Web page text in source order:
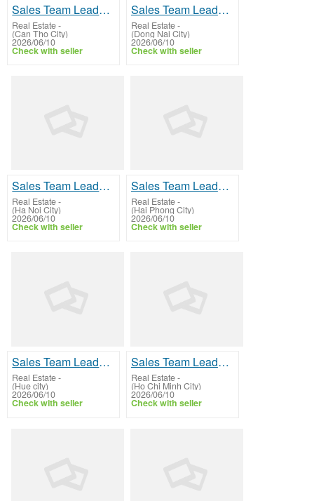
Sales Team Leader, Real Estate Sales Manager, Sales Supervisor, Team Captain (Sales).
Real Estate-
(Can Tho City)
2026/06/10
Check with seller
Sales Team Leader, Real Estate Sales Manager, Sales Supervisor, Team Captain (Sales).
Real Estate-
(Dong Nai City)
2026/06/10
Check with seller
Sales Team Leader, Real Estate Sales Manager, Sales Supervisor, Team Captain (Sales).
Real Estate-
(Ha Noi City)
2026/06/10
Check with seller
Sales Team Leader, Real Estate Sales Manager, Sales Supervisor, Team Captain (Sales).
Real Estate-
(Hai Phong City)
2026/06/10
Check with seller
Sales Team Leader, Real Estate Sales Manager, Sales Supervisor, Team Captain (Sales).
Real Estate-
(Hue city)
2026/06/10
Check with seller
Sales Team Leader, Real Estate Sales Manager, Sales Supervisor, Team Captain (Sales).
Real Estate-
(Ho Chi Minh City)
2026/06/10
Check with seller